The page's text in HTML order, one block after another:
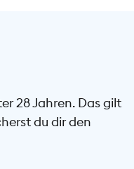
28 Jahren. Das gilt
du dir den